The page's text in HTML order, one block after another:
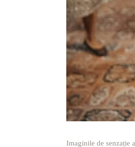
Imaginile de senzație